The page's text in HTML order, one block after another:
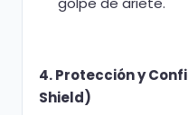
4. Protección y
Shield)